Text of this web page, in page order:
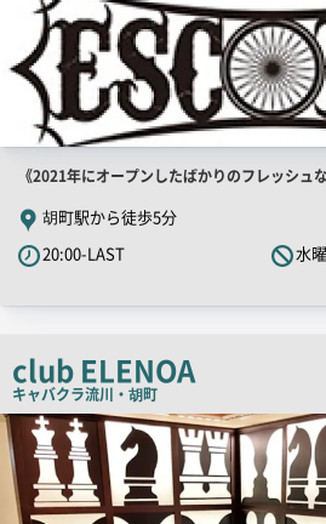
店
舗
PR
キ
コ
ピ
ー
《2021年にオープンしたばかりのフレッシュ
胡町駅から徒歩5分
20:00-LAST
水曜
club ELENOA
キャバクラ流川・胡町
店
舗
PR
画
像